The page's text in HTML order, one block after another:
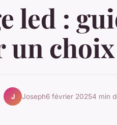
led :
un
J Joseph6 février 20254 min